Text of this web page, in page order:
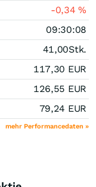
-0,34%
09:30:08
41,00Stk.
117,30 EUR
126,55 EUR
79,24 EUR
mehr Performancedaten »